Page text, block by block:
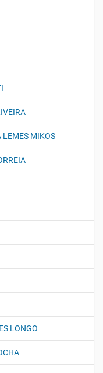
LEMES MIKOS
LONGO